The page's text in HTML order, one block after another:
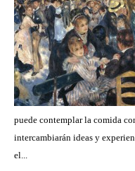
puede contemplar la comida
intercambiarán ideas y
el...